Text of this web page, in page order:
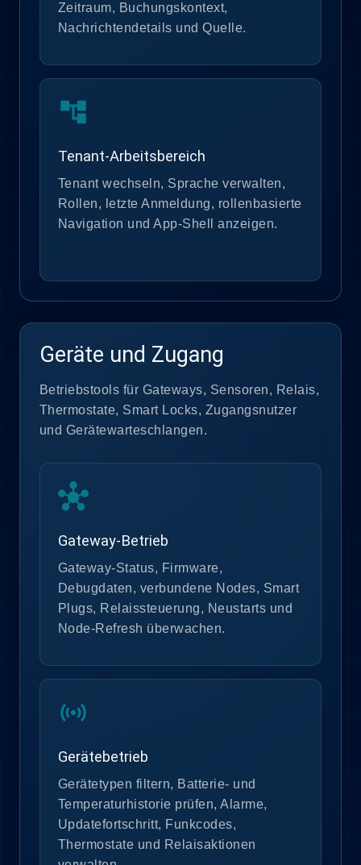
Zeitraum, Buchungskontext,
Nachrichtendetails und Quelle.
account_tree
Tenant-Arbeitsbereich
Tenant wechseln, Sprache verwalten,
Rollen, letzte Anmeldung, rollenbasierte
Navigation und App-Shell anzeigen.
Geräte und Zugang
Betriebstools für Gateways, Sensoren, Relais,
Thermostate, Smart Locks, Zugangsnutzer
und Gerätewarteschlangen.
hub
Gateway-Betrieb
Gateway-Status, Firmware,
Debugdaten, verbundene Nodes, Smart
Plugs, Relaissteuerung, Neustarts und
Node-Refresh überwachen.
sensors
Gerätebetrieb
Gerätetypen filtern, Batterie- und
Temperaturhistorie prüfen, Alarme,
Updatefortschritt, Funkcodes,
Thermostate und Relaisaktionen